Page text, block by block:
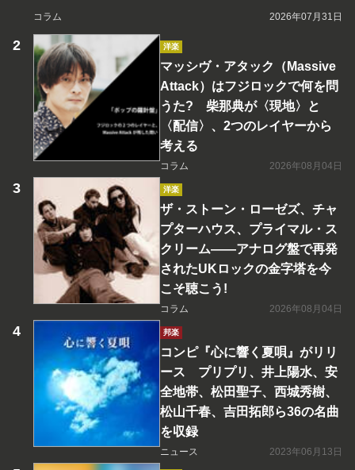
コラム 2026年07月31日
洋楽
マッシヴ・アタック（Massive
Attack）はフジロックで何を問
うた? 柴那典が〈現地〉と
〈配信〉、2つのレイヤーから
考える
コラム 2026年08月04日
洋楽
ザ・ストーン・ローゼズ、チャ
プターハウス、プライマル・ス
クリーム――アナログ盤で再発
されたUKロックの金字塔を今
こそ聴こう!
コラム 2026年08月04日
邦楽
コンピ『心に響く夏唄』がリリ
ース プリプリ、井上陽水、安
全地帯、松田聖子、西城秀樹、
松山千春、吉田拓郎ら36の名曲
を収録
ニュース 2023年06月13日